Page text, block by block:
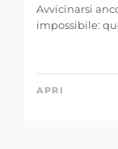
Avvicinarsi
impossibile:
APRI